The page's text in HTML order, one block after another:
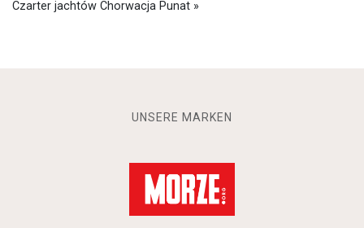
Czarter jachtów Chorwacja Punat »
UNSERE MARKEN